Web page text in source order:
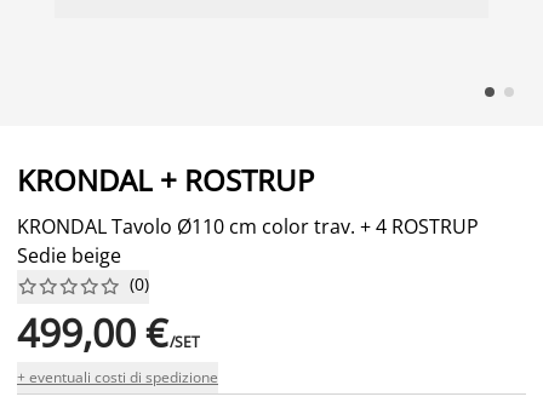
KRONDAL + ROSTRUP
KRONDAL Tavolo Ø110 cm color trav. + 4 ROSTRUP
Sedie beige





 (0)
499,00 €/SET
+ eventuali costi di spedizione